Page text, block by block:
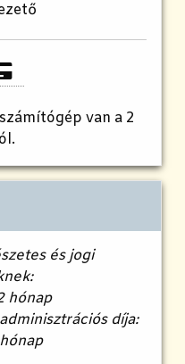
van a 2
és jogi
hónap
díja: